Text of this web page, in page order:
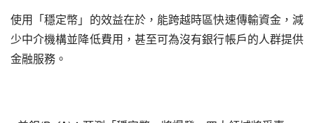
使用「穩定幣」的效益在於，能跨越時區快速傳輸資金，減
少中介機構並降低費用，甚至可為沒有銀行帳戶的人群提供
金融服務。